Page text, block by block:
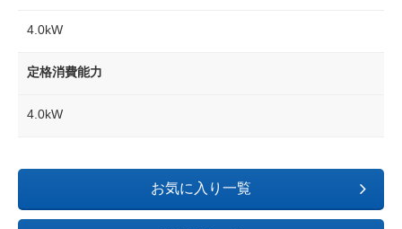
4.0kW
定格消費能力
4.0kW
お気に入り一覧